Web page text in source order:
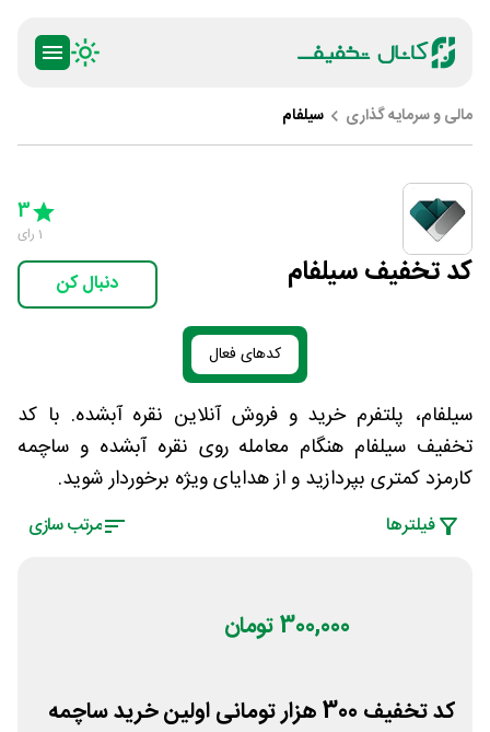
مالی و سرمایه گذاری سیلفام
کد تخفیف سیلفام
5 Stars
3
1 رای
دنبال کن
کدهای فعال
سیلفام، پلتفرم خرید و فروش آنلاین نقره آبشده. با کد
تخفیف سیلفام هنگام معامله روی نقره آبشده و ساچمه
کارمزد کمتری بپردازید و از هدایای ویژه برخوردار شوید.
فیلتر‌ها مرتب سازی
300,000 تومان
کد تخفیف 300 هزار تومانی اولین خرید ساچمه